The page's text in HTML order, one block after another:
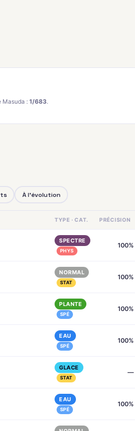
Masuda :1/683.
À l'évolution
TYPE · CAT. PRÉCISION
SPECTRE
PHYS
100%
NORMAL
STAT
100%
PLANTE
SPÉ
100%
EAU
SPÉ
100%
GLACE
STAT
—
EAU
SPÉ
100%